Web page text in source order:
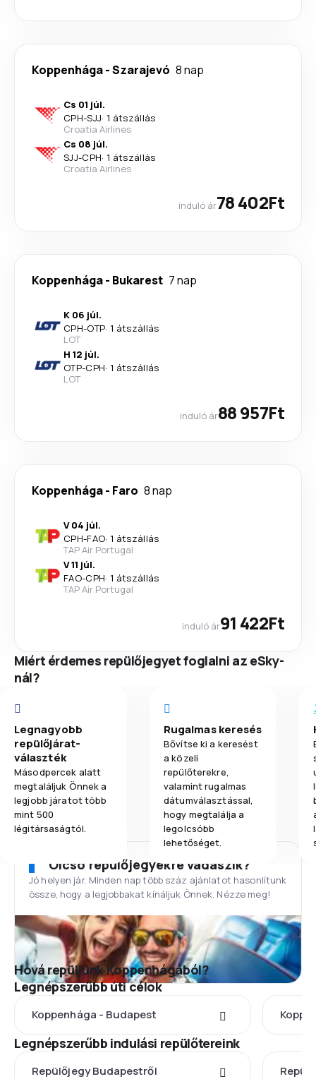
Koppenhága-Szarajevó 8 nap
Cs 01 júl.
CPH-SJJ· 1 átszállás
Croatia Airlines
Cs 08 júl.
SJJ-CPH· 1 átszállás
Croatia Airlines
induló ár78 402Ft
Koppenhága- Bukarest 7 nap
K 06 júl.
CPH-OTP· 1 átszállás
LOT
H 12 júl.
OTP-CPH· 1 átszállás
LOT
induló ár88 957Ft
Koppenhága- Faro 8 nap
V 04 júl.
CPH-FAO· 1 átszállás
TAP Air Portugal
V 11 júl.
FAO-CPH· 1 átszállás
TAP Air Portugal
induló ár91 422Ft
Miért érdemes repülőjegyet foglalni az eSky-
nál?
Legnagyobb
repülőjárat-
választék
Másodpercek alatt
megtaláljuk Önnek a
legjobb járatot több
mint 500
légitársaságtól.
Rugalmas keresés
Bővítse ki a keresést
a közeli
repülőterekre,
valamint rugalmas
dátumválasztással,
hogy megtalálja a
legolcsóbb
lehetőséget.
Olcsó repülőjegyekre vadászik?
Jó helyen jár. Minden nap több száz ajánlatot hasonlítunk
össze, hogy a legjobbakat kínáljuk Önnek. Nézze meg!
Hová repüljünk Koppenhágából?
Legnépszerűbb úti célok
Koppenhága - Budapest
Legnépszerűbb indulási repülőtereink
Repülőjegy Budapestről